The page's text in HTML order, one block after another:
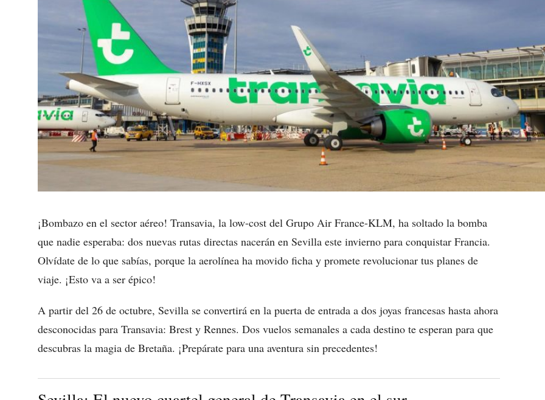
¡Bombazo en el sector aéreo! Transavia, la low-cost del Grupo Air France-KLM, ha soltado la bomba
que nadie esperaba: dos nuevas rutas directas nacerán en Sevilla este invierno para conquistar Francia.
Olvídate de lo que sabías, porque la aerolínea ha movido ficha y promete revolucionar tus planes de
viaje. ¡Esto va a ser épico!
A partir del 26 de octubre, Sevilla se convertirá en la puerta de entrada a dos joyas francesas hasta ahora
desconocidas para Transavia: Brest y Rennes. Dos vuelos semanales a cada destino te esperan para que
descubras la magia de Bretaña. ¡Prepárate para una aventura sin precedentes!